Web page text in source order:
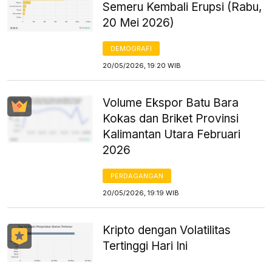
Semeru Kembali Erupsi (Rabu,
20 Mei 2026)
DEMOGRAFI
20/05/2026, 19:20 WIB
Volume Ekspor Batu Bara
Kokas dan Briket Provinsi
Kalimantan Utara Februari
2026
PERDAGANGAN
20/05/2026, 19:19 WIB
Kripto dengan Volatilitas
Tertinggi Hari Ini